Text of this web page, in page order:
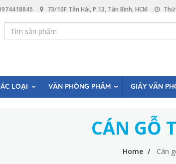
73/10F Tân Hải, P.13, Tân Bình, HCM
LOẠI VĂN PHÒNG PHẨM GIẤY VĂN
CÁN GỖ
Home Cán